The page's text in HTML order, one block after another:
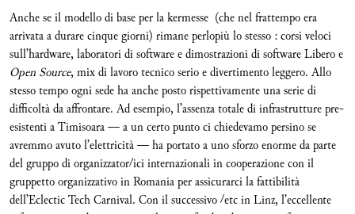
Anche se il modello di base per la kermesse (che nel frattempo era
arrivata a durare cinque giorni) rimane perlopiù lo stesso : corsi veloci
sull’hardware, laboratori di software e dimostrazioni di software Libero e
Open Source, mix di lavoro tecnico serio e divertimento leggero. Allo
stesso tempo ogni sede ha anche posto rispettivamente una serie di
difficoltà da affrontare. Ad esempio, l’assenza totale di infrastrutture pre-
esistenti a Timisoara — a un certo punto ci chiedevamo persino se
avremmo avuto l’elettricità — ha portato a uno sforzo enorme da parte
del gruppo di organizzator/ici internazionali in cooperazione con il
gruppetto organizzativo in Romania per assicurarci la fattibilità
dell’Eclectic Tech Carnival. Con il successivo /etc in Linz, l’eccellente